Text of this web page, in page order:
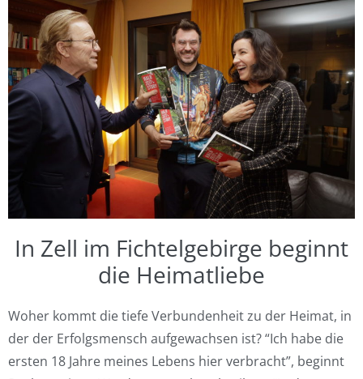
In Zell im Fichtelgebirge beginnt
die Heimatliebe
Woher kommt die tiefe Verbundenheit zu der Heimat, in
der der Erfolgsmensch aufgewachsen ist? “Ich habe die
ersten 18 Jahre meines Lebens hier verbracht”, beginnt